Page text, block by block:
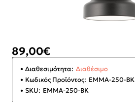
89,00€
Διαθεσιμότητα: Διαθέσιμο
Κωδικός Προϊόντος: EMMA-250-BK
SKU: EMMA-250-BK